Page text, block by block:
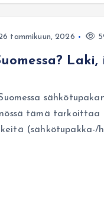
tammikuun, 2026
tämä tarkoittaa
(sähkötupakka-/